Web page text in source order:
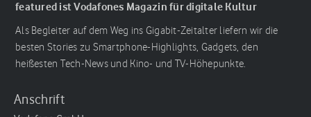
featured ist Vodafones Magazin für digitale Kultur
Als Begleiter auf dem Weg ins Gigabit-Zeitalter liefern wir die
besten Stories zu Smartphone-Highlights, Gadgets, den
heißesten Tech-News und Kino- und TV-Höhepunkte.
Anschrift